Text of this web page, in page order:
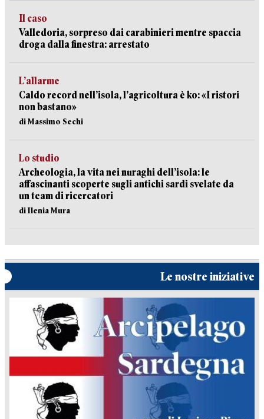
Il caso
Valledoria, sorpreso dai carabinieri mentre spaccia
droga dalla finestra: arrestato
L’allarme
Caldo record nell’isola, l’agricoltura è ko: «I ristori
non bastano»
di Massimo Sechi
Lo studio
Archeologia, la vita nei nuraghi dell’isola: le
affascinanti scoperte sugli antichi sardi svelate da
un team di ricercatori
di Ilenia Mura
Le nostre iniziative